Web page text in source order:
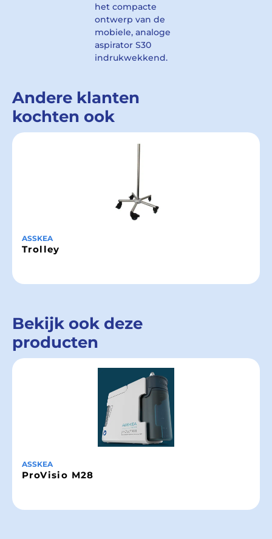
het compacte
ontwerp van de
mobiele, analoge
aspirator S30
indrukwekkend.
Andere klanten
kochten ook
ASSKEA
Trolley
Bekijk ook deze
producten
ASSKEA
ProVisio M28